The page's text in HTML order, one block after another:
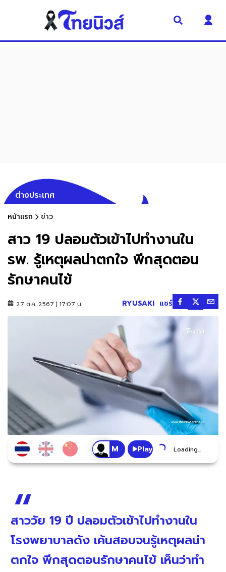
ต่างประเทศ
หน้าแรก ข่าว
สาว 19 ปลอมตัวเข้าไปทำงานใน
รพ. รู้เหตุผลน่าตกใจ พีกสุดตอน
รักษาคนไข้
27 ต.ค. 2567 | 17:07 น. RYUSAKI แชร์
Play Loading...
สาววัย 19 ปี ปลอมตัวเข้าไปทำงานใน
โรงพยาบาลดัง เค้นสอบจนรู้เหตุผลน่า
ตกใจ พีกสุดตอนรักษาคนไข้ เห็นว่าทำ